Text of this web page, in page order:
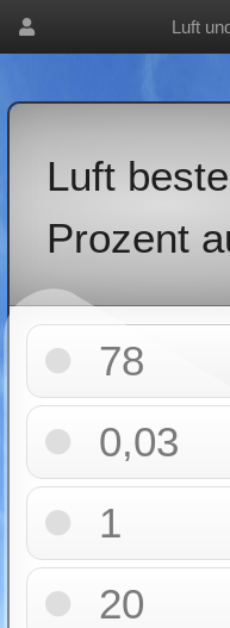
Luft
Luft
Prozent
78
0,03
1
20